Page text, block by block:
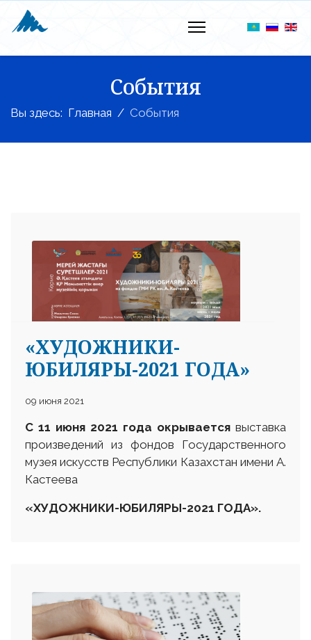
События
Вы здесь: Главная События
«ХУДОЖНИКИ-
ЮБИЛЯРЫ-2021 ГОДА»
09 июня 2021
С 11 июня 2021 года окрывается выставка
произведений из фондов Государственного
музея искусств Республики Казахстан имени А.
Кастеева
«ХУДОЖНИКИ-ЮБИЛЯРЫ-2021 ГОДА».
23 97